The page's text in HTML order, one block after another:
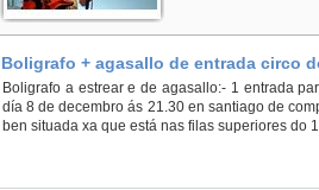
Boligrafo + agasallo de entrada circo
Boligrafo a estrear e de agasallo:- 1 entrada
día 8 de decembro ás 21.30 en santiago de
ben situada xa que está nas filas superiores do